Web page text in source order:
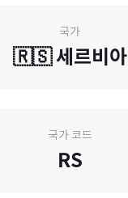
국가
🇷🇸세르비아
국가 코드
RS